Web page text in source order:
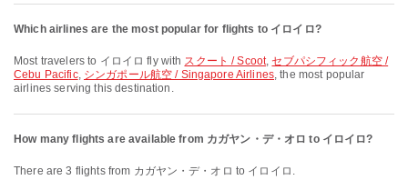
Which airlines are the most popular for flights to イロイロ?
Most travelers to イロイロ fly with スクート / Scoot,セブパシフィック航空 /
Cebu Pacific, シンガポール航空 / Singapore Airlines, the most popular
airlines serving this destination.
How many flights are available from カガヤン・デ・オロ to イロイロ?
There are 3 flights from カガヤン・デ・オロ to イロイロ.